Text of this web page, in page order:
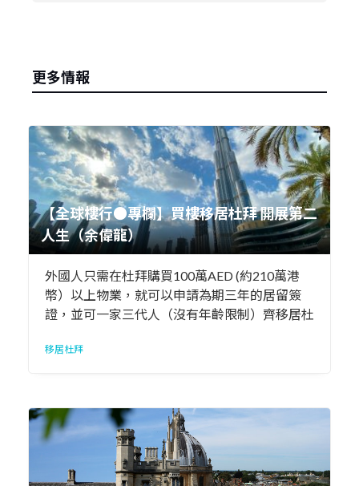
更多情報
【全球樓行●專欄】買樓移居杜拜 開展第二
人生（余偉龍）
外國人只需在杜拜購買100萬AED (約210萬港
幣）以上物業，就可以申請為期三年的居留簽
證，並可一家三代人（沒有年齡限制）齊移居杜
（即每人100萬AED），就雙方父母及兒女皆可
移居杜拜